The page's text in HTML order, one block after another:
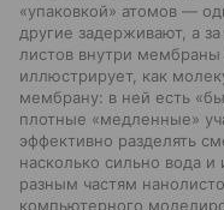
«упаковкой» атомов —
другие задерживают, а
листов внутри
иллюстрирует, как
мембрану: в ней есть
плотные «медленные»
эффективно разделять
насколько сильно вода и
разным частям
компьютерного